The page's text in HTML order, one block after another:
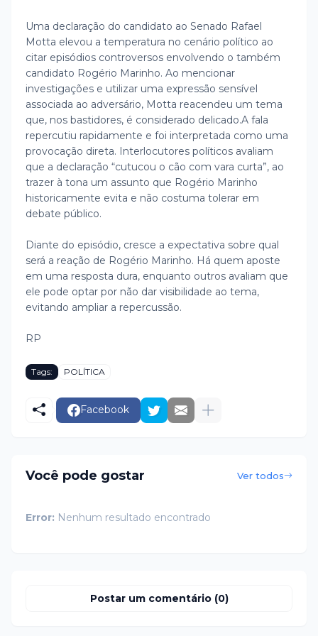
Uma declaração do candidato ao Senado Rafael
Motta elevou a temperatura no cenário político ao
citar episódios controversos envolvendo o também
candidato Rogério Marinho. Ao mencionar
investigações e utilizar uma expressão sensível
associada ao adversário, Motta reacendeu um tema
que, nos bastidores, é considerado delicado.A fala
repercutiu rapidamente e foi interpretada como uma
provocação direta. Interlocutores políticos avaliam
que a declaração “cutucou o cão com vara curta”, ao
trazer à tona um assunto que Rogério Marinho
historicamente evita e não costuma tolerar em
debate público.
Diante do episódio, cresce a expectativa sobre qual
será a reação de Rogério Marinho. Há quem aposte
em uma resposta dura, enquanto outros avaliam que
ele pode optar por não dar visibilidade ao tema,
evitando ampliar a repercussão.
RP
Tags: POLÍTICA
Facebook
Você pode gostar Ver todos
Error: Nenhum resultado encontrado
Postar um comentário (0)